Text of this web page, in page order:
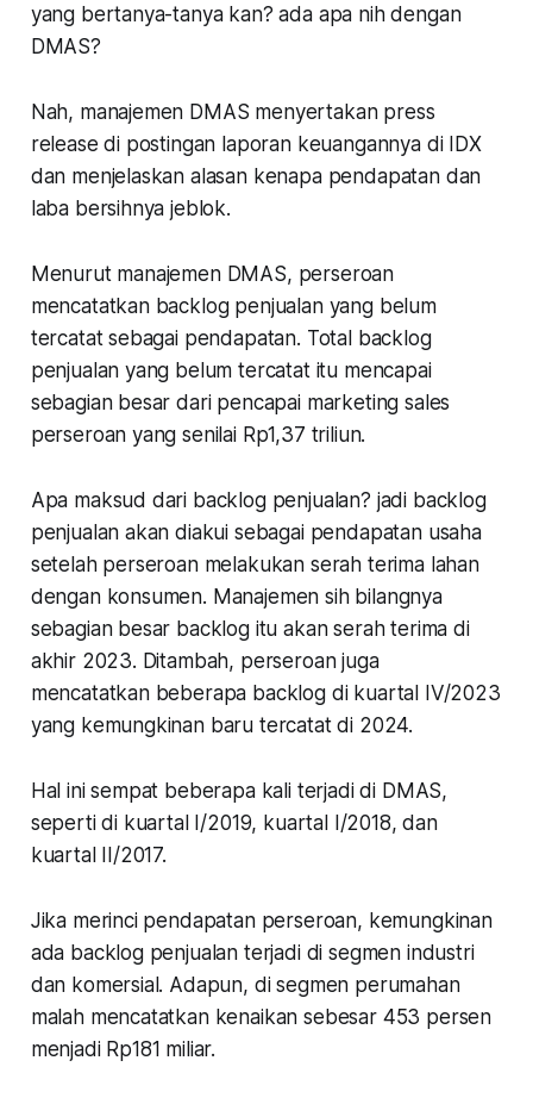
yang bertanya-tanya kan? ada apa nih dengan
DMAS?
Nah, manajemen DMAS menyertakan press
release di postingan laporan keuangannya di IDX
dan menjelaskan alasan kenapa pendapatan dan
laba bersihnya jeblok.
Menurut manajemen DMAS, perseroan
mencatatkan backlog penjualan yang belum
tercatat sebagai pendapatan. Total backlog
penjualan yang belum tercatat itu mencapai
sebagian besar dari pencapai marketing sales
perseroan yang senilai Rp1,37 triliun.
Apa maksud dari backlog penjualan? jadi backlog
penjualan akan diakui sebagai pendapatan usaha
setelah perseroan melakukan serah terima lahan
dengan konsumen. Manajemen sih bilangnya
sebagian besar backlog itu akan serah terima di
akhir 2023. Ditambah, perseroan juga
mencatatkan beberapa backlog di kuartal IV/2023
yang kemungkinan baru tercatat di 2024.
Hal ini sempat beberapa kali terjadi di DMAS,
seperti di kuartal I/2019, kuartal I/2018, dan
kuartal II/2017.
Jika merinci pendapatan perseroan, kemungkinan
ada backlog penjualan terjadi di segmen industri
dan komersial. Adapun, di segmen perumahan
malah mencatatkan kenaikan sebesar 453 persen
menjadi Rp181 miliar.